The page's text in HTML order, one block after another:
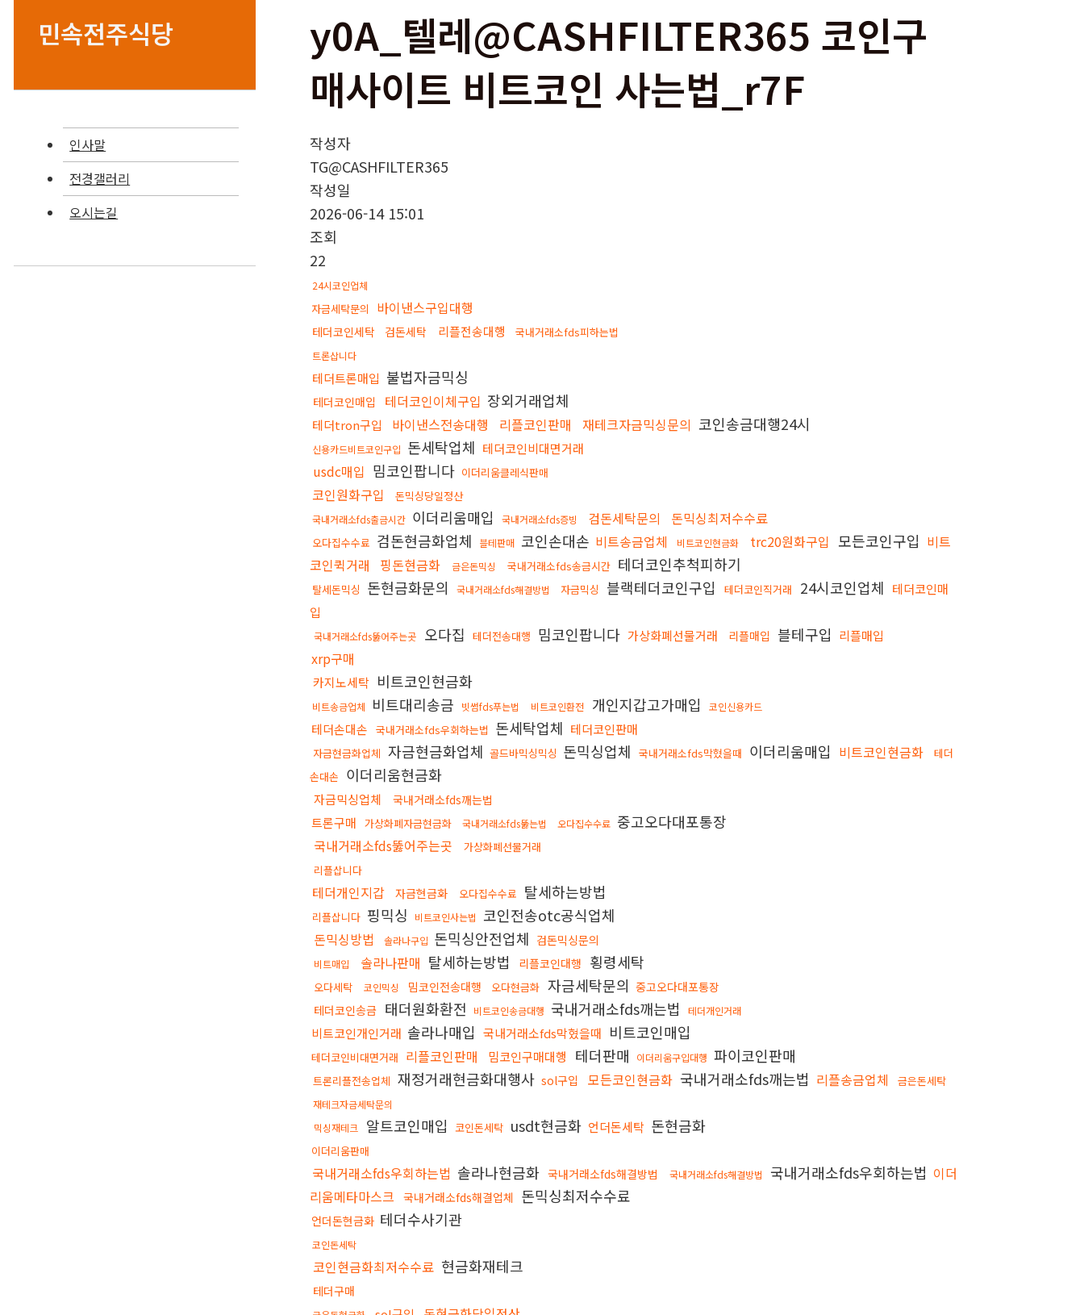
민속전주식당
인사말
전경갤러리
오시는길
y0A_텔레@CASHFILTER365 코인구
매사이트 비트코인 사는법_r7F
작성자
TG@CASHFILTER365
작성일
2026-06-14 15:01
조회
22
24시코인업체
자금세탁문의 바이낸스구입대행
테더코인세탁 검돈세탁 리플전송대행 국내거래소fds피하는법
트론삽니다
테더트론매입 불법자금믹싱
테더코인매입 테더코인이체구입 장외거래업체
테더tron구입 바이낸스전송대행 리플코인판매 재테크자금믹싱문의 코인송금대행24시
신용카드비트코인구입 돈세탁업체 테더코인비대면거래
usdc매입 밈코인팝니다 이더리움클레식판매
코인원화구입 돈믹싱당일정산
국내거래소fds출금시간 이더리움매입 국내거래소fds증빙 검돈세탁문의 돈믹싱최저수수료
오다집수수료 검돈현금화업체 블테판매 코인손대손 비트송금업체 비트코인현금화 trc20원화구입 모든코인구입 비트
코인퀵거래
핑돈현금화 금은돈믹싱 국내거래소fds송금시간 테더코인추척피하기
탈세돈믹싱 돈현금화문의 국내거래소fds해결방법 자금믹싱 블랙테더코인구입 테더코인직거래 24시코인업체 테더코인매
입
국내거래소fds뚫어주는곳 오다집 테더전송대행 밈코인팝니다 가상화폐선물거래 리플매입 블테구입 리플매입
xrp구매
카지노세탁 비트코인현금화
비트송금업체 비트대리송금 빗썸fds푸는법 비트코인환전 개인지갑고가매입 코인신용카드
테더손대손 국내거래소fds우회하는법 돈세탁업체 테더코인판매
자금현금화업체 자금현금화업체 골드바믹싱믹싱 돈믹싱업체 국내거래소fds막혔을때 이더리움매입 비트코인현금화
테더
손대손 이더리움현금화
자금믹싱업체 국내거래소fds깨는법
트론구매 가상화폐자금현금화 국내거래소fds뚫는법 오다집수수료 중고오다대포통장
국내거래소fds뚫어주는곳
가상화폐선물거래
리플삽니다
테더개인지갑 자금현금화 오다집수수료 탈세하는방법
리플삽니다 핑믹싱 비트코인사는법 코인전송otc공식업체
돈믹싱방법 솔라나구입 돈믹싱안전업체 검돈믹싱문의
비트매입 솔라나판매 탈세하는방법 리플코인대행 횡령세탁
오다세탁 코인믹싱 밈코인전송대행 오다현금화 자금세탁문의 중고오다대포통장
테더코인송금 태더원화환전 비트코인송금대행 국내거래소fds깨는법 테더개인거래
비트코인개인거래 솔라나매입 국내거래소fds막혔을때 비트코인매입
테더코인비대면거래 리플코인판매 밈코인구매대행 테더판매 이더리움구입대행 파이코인판매
트론리플전송업체 재정거래현금화대행사 sol구입 모든코인현금화 국내거래소fds깨는법 리플송금업체 금은돈세탁
재테크자금세탁문의
믹싱재테크
알트코인매입 코인돈세탁 usdt현금화 언더돈세탁 돈현금화
이더리움판매
국내거래소fds우회하는법 솔라나현금화 국내거래소fds해결방법 국내거래소fds해결방법 국내거래소fds우회하는법 이더
리움메타마스크
국내거래소fds해결업체 돈믹싱최저수수료
언더돈현금화 테더수사기관
코인돈세탁
코인현금화최저수수료 현금화재테크
테더구매